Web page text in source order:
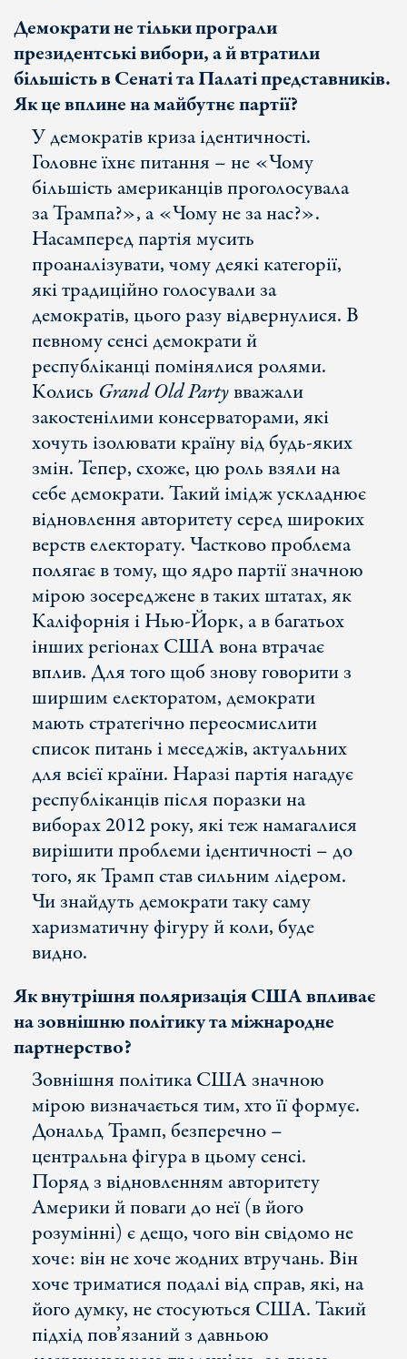
Демократи не тільки програли
президентські вибори, а й втратили
більшість в Сенаті та Палаті представників.
Як це вплине на майбутнє партії?
У демократів криза ідентичності.
Головне їхнє питання – не «Чому
більшість американців проголосувала
за Трампа?», а «Чому не за нас?».
Насамперед партія мусить
проаналізувати, чому деякі категорії,
які традиційно голосували за
демократів, цього разу відвернулися. В
певному сенсі демократи й
республіканці помінялися ролями.
Колись Grand Old Partyвважали
закостенілими консерваторами, які
хочуть ізолювати країну від будь-яких
змін. Тепер, схоже, цю роль взяли на
себе демократи. Такий імідж ускладнює
відновлення авторитету серед широких
верств електорату. Частково проблема
полягає в тому, що ядро партії значною
мірою зосереджене в таких штатах, як
Каліфорнія і Нью-Йорк, а в багатьох
інших регіонах США вона втрачає
вплив. Для того щоб знову говорити з
ширшим електоратом, демократи
мають стратегічно переосмислити
список питань і меседжів, актуальних
для всієї країни. Наразі партія нагадує
республіканців після поразки на
виборах 2012 року, які теж намагалися
вирішити проблеми ідентичності – до
того, як Трамп став сильним лідером.
Чи знайдуть демократи таку саму
харизматичну фігуру й коли, буде
видно.
Як внутрішня поляризація США впливає
на зовнішню політику та міжнародне
партнерство?
Зовнішня політика США значною
мірою визначається тим, хто її формує.
Дональд Трамп, безперечно –
центральна фігура в цьому сенсі.
Поряд з відновленням авторитету
Америки й поваги до неї (в його
розумінні) є дещо, чого він свідомо не
хоче: він не хоче жодних втручань. Він
хоче триматися подалі від справ, які, на
його думку, не стосуються США. Такий
підхід пов’язаний з давньою